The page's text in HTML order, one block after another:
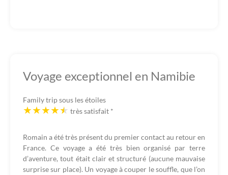
Voyage exceptionnel en Namibie
Family trip sous les étoiles
très satisfait *
Romain a été très présent du premier contact au retour en
France. Ce voyage a été très bien organisé par terre
d’aventure, tout était clair et structuré (aucune mauvaise
surprise sur place). Un voyage à couper le souffle, que l’on